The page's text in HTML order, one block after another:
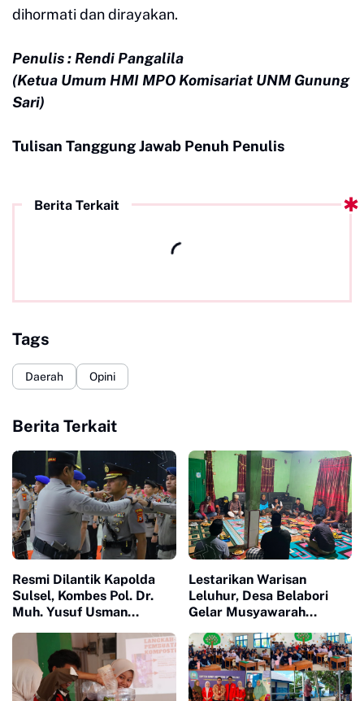
dihormati dan dirayakan.
Penulis : Rendi Pangalila
(Ketua Umum HMI MPO Komisariat UNM Gunung
Sari)
Tulisan Tanggung Jawab Penuh Penulis
Berita Terkait
Tags
Daerah Opini
Berita Terkait
Resmi Dilantik Kapolda
Sulsel, Kombes Pol. Dr.
Muh. Yusuf Usman
Lestarikan Warisan
Leluhur, Desa Belabori
Gelar Musyawarah
Badik